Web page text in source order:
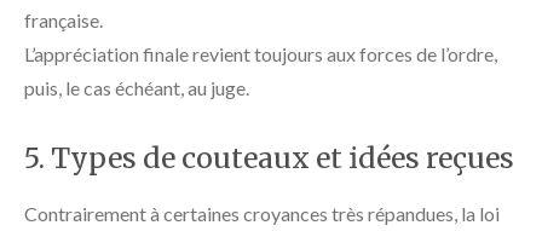
française.
L’appréciation finale revient toujours aux forces de l’ordre,
puis, le cas échéant, au juge.
5. Types de couteaux et idées reçues
Contrairement à certaines croyances très répandues, la loi